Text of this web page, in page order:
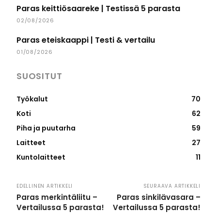
Paras keittiösaareke | Testissä 5 parasta
02/08/2026
Paras eteiskaappi | Testi & vertailu
01/08/2026
SUOSITUT
Työkalut
70
Koti
62
Piha ja puutarha
59
Laitteet
27
Kuntolaitteet
11
EDELLINEN ARTIKKELI
Paras merkintäliitu –
Vertailussa 5 parasta!
SEURAAVA ARTIKKELI
Paras sinkilävasara –
Vertailussa 5 parasta!